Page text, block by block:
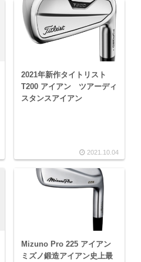
2021年新作タイトリスト
T200 アイアン ツアーディ
スタンスアイアン
2021.10.04
Mizuno Pro 225 アイアン
ミズノ鍛造アイアン史上最